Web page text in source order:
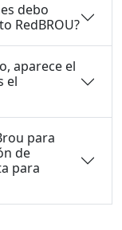
debo
RedBROU?
aparece el
el
para
de
para